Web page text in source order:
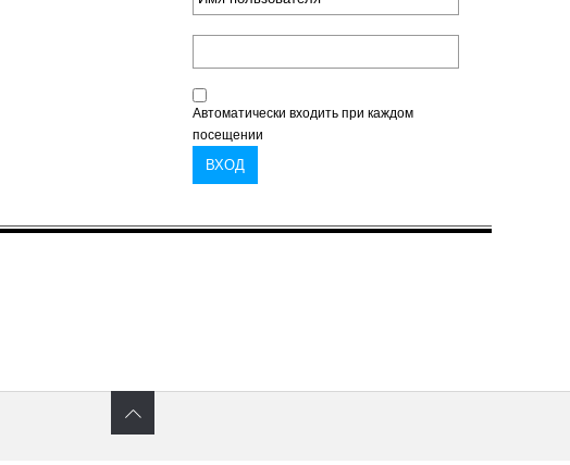
Автоматически входить при каждом
посещении